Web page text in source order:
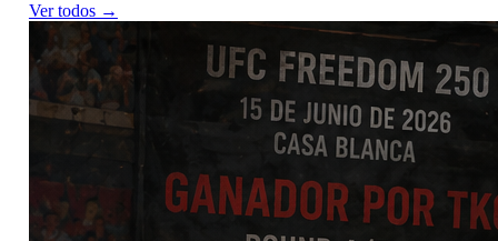
Ver todos →